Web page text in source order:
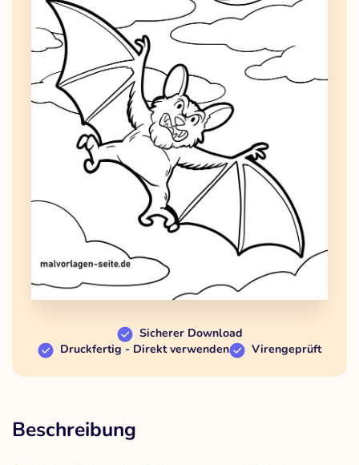
Sicherer Download
Druckfertig - Direkt verwenden
Virengeprüft
Beschreibung